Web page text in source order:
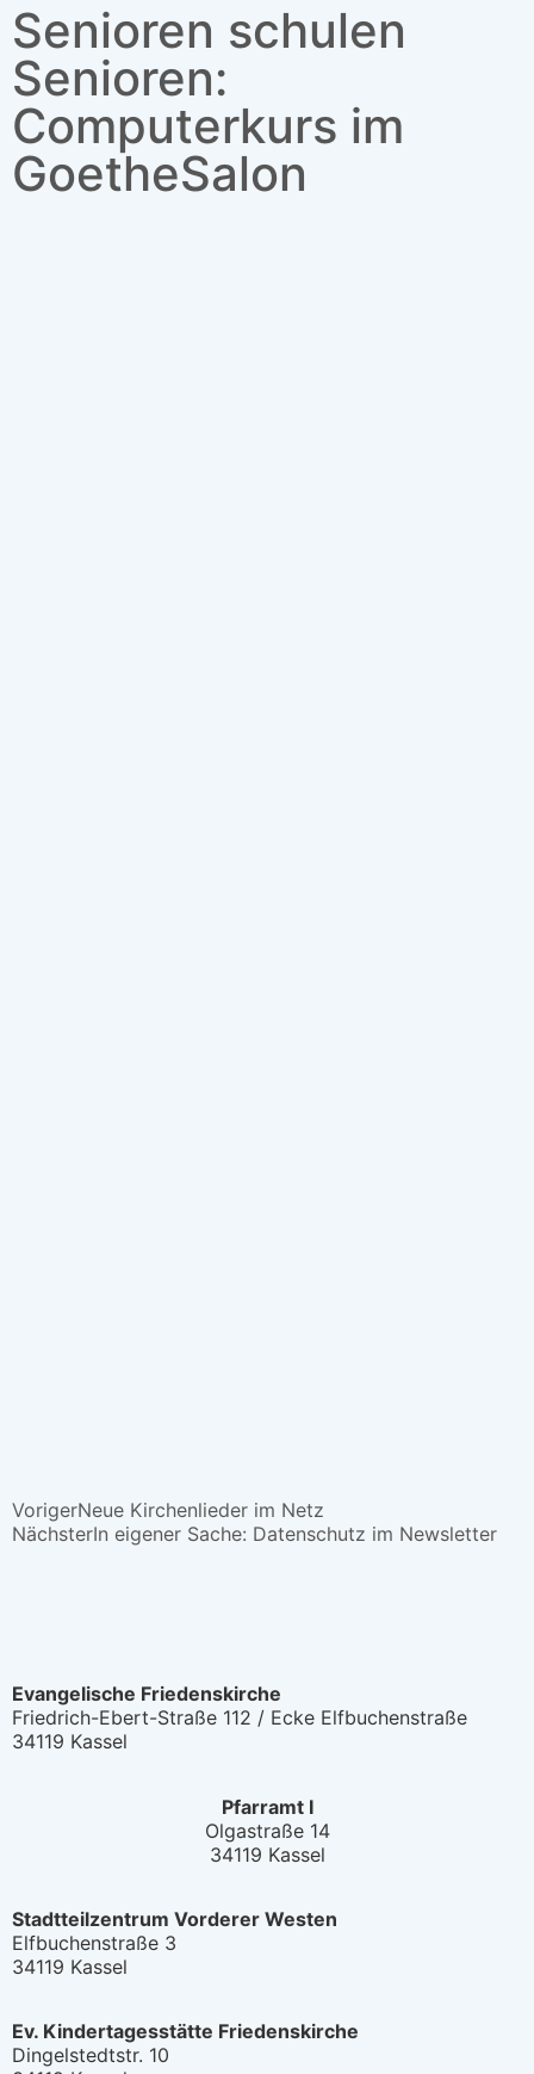
Senioren schulen
Senioren:
Computerkurs im
GoetheSalon
VorigerNeue Kirchenlieder im Netz
NächsterIn eigener Sache: Datenschutz im Newsletter
Evangelische Friedenskirche
Friedrich-Ebert-Straße 112 / Ecke Elfbuchenstraße
34119 Kassel
Pfarramt I
Olgastraße 14
34119 Kassel
Stadtteilzentrum Vorderer Westen
Elfbuchenstraße 3
34119 Kassel
Ev. Kindertagesstätte Friedenskirche
Dingelstedtstr. 10